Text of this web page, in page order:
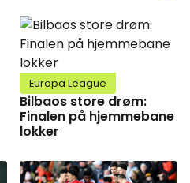
Europa League
Bilbaos store drøm:
Finalen på hjemmebane
lokker